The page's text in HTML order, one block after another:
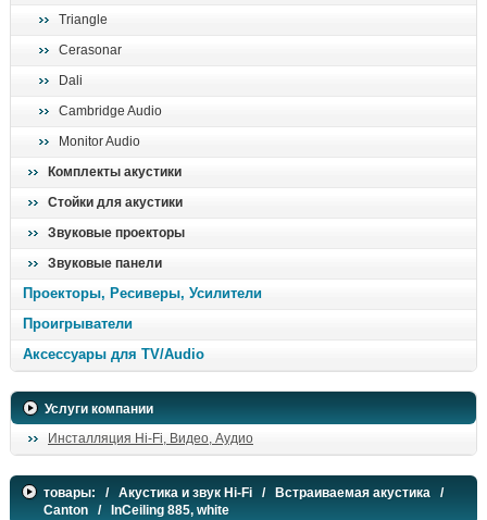
Triangle
Cerasonar
Dali
Cambridge Audio
Monitor Audio
Комплекты акустики
Стойки для акустики
Звуковые проекторы
Звуковые панели
Проекторы, Ресиверы, Усилители
Проигрыватели
Аксессуары для TV/Audio
Услуги компании
Инсталляция Hi-Fi, Видео, Аудио
товары: / Акустика и звук Hi-Fi / Встраиваемая акустика /
Canton / InCeiling 885, white